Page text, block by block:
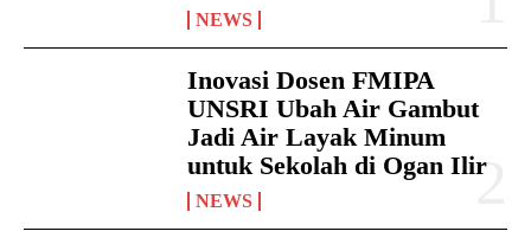
NEWS
Inovasi Dosen FMIPA
UNSRI Ubah Air Gambut
Jadi Air Layak Minum
untuk Sekolah di Ogan Ilir
NEWS